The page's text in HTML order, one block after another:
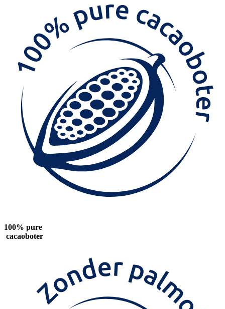
100% pure
cacaoboter